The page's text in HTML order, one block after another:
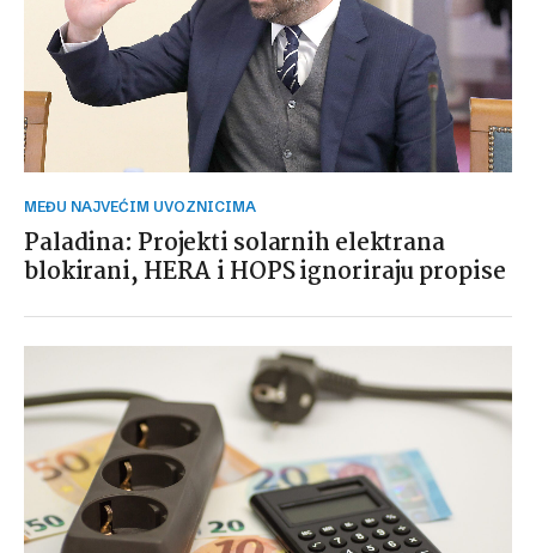
MEĐU NAJVEĆIM UVOZNICIMA
Paladina: Projekti solarnih elektrana
blokirani, HERA i HOPS ignoriraju propise